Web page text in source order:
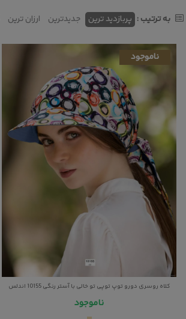
به ترتیب : پربازدید ترین جدیدترین ارزان ترین
ناموجود
کلاه روسری دورو توپ توپی تو خالی با آستر رنگی 10155 اندلس
ناموجود